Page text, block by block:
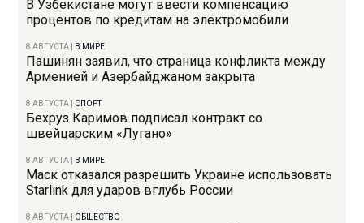
В Узбекистане могут ввести компенсацию
процентов по кредитам на электромобили
8 АВГУСТА В МИРЕ
Пашинян заявил, что страница конфликта между
Арменией и Азербайджаном закрыта
8 АВГУСТА СПОРТ
Бехруз Каримов подписал контракт со
швейцарским «Лугано»
8 АВГУСТА В МИРЕ
Маск отказался разрешить Украине использовать
Starlink для ударов вглубь России
8 АВГУСТА ОБЩЕСТВО